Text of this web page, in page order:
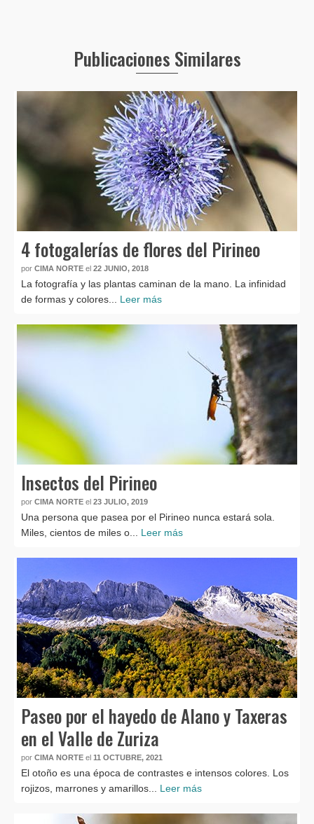
Publicaciones Similares
4 fotogalerías de flores del Pirineo
por CIMA NORTE el 22 JUNIO, 2018
La fotografía y las plantas caminan de la mano. La infinidad
de formas y colores... Leer más
Insectos del Pirineo
por CIMA NORTE el 23 JULIO, 2019
Una persona que pasea por el Pirineo nunca estará sola.
Miles, cientos de miles o... Leer más
Paseo por el hayedo de Alano y Taxeras
en el Valle de Zuriza
por CIMA NORTE el 11 OCTUBRE, 2021
El otoño es una época de contrastes e intensos colores. Los
rojizos, marrones y amarillos... Leer más